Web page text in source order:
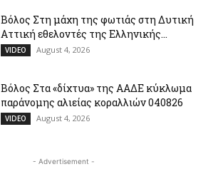
Βόλος Στη μάχη της φωτιάς στη Δυτική
Αττική εθελοντές της Ελληνικής...
VIDEO August 4, 2026
Βόλος Στα «δίχτυα» της ΑΑΔΕ κύκλωμα
παράνομης αλιείας κοραλλιών 040826
VIDEO August 4, 2026
- Advertisement -